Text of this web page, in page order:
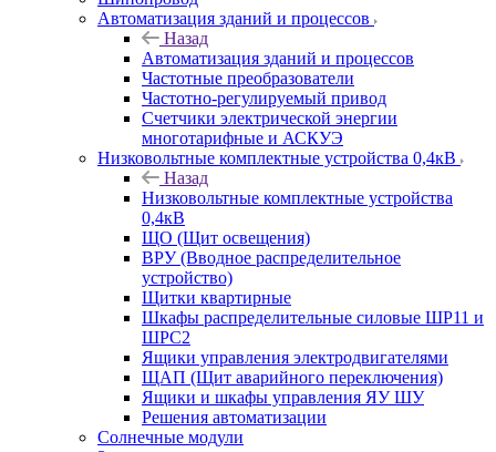
Автоматизация зданий и процессов
Назад
Автоматизация зданий и процессов
Частотные преобразователи
Частотно-регулируемый привод
Счетчики электрической энергии
многотарифные и АСКУЭ
Низковольтные комплектные устройства 0,4кВ
Назад
Низковольтные комплектные устройства
0,4кВ
ЩО (Щит освещения)
ВРУ (Вводное распределительное
устройство)
Щитки квартирные
Шкафы распределительные силовые ШР11 и
ШРС2
Ящики управления электродвигателями
ЩАП (Щит аварийного переключения)
Ящики и шкафы управления ЯУ ШУ
Решения автоматизации
Солнечные модули